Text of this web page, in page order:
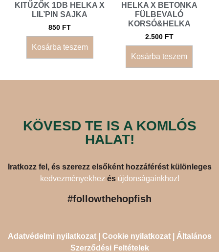
KITŰZŐK 1DB HELKA X
LIL’PIN SAJKA
850 FT
Kosárba teszem
HELKA X BETONKA
FÜLBEVALÓ
KORSÓ&HELKA
2.500 FT
Kosárba teszem
KÖVESD TE IS A KOMLÓS
HALAT!
Iratkozz fel, és szerezz elsőként hozzáférést különleges
kedvezményekhez és újdonságainkhoz!
#followthehopfish
Adatvédelmi nyilatkozat| Cookie nyilatkozat| Általános
Szerződési Feltételek